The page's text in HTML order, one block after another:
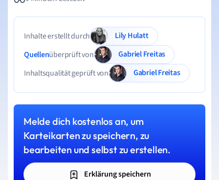
Inhalte erstellt durch
Lily Hulatt
Quellenüberprüft von
Gabriel Freitas
Inhaltsqualität geprüft von
Gabriel Freitas
Melde dich kostenlos an, um
Karteikarten zu speichern, zu
bearbeiten und selbst zu erstellen.
Erklärung speichern